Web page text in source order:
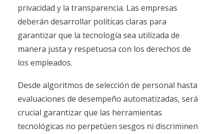
privacidad y la transparencia. Las empresas
deberán desarrollar políticas claras para
garantizar que la tecnología sea utilizada de
manera justa y respetuosa con los derechos de
los empleados.
Desde algoritmos de selección de personal hasta
evaluaciones de desempeño automatizadas, será
crucial garantizar que las herramientas
tecnológicas no perpetúen sesgos ni discriminen